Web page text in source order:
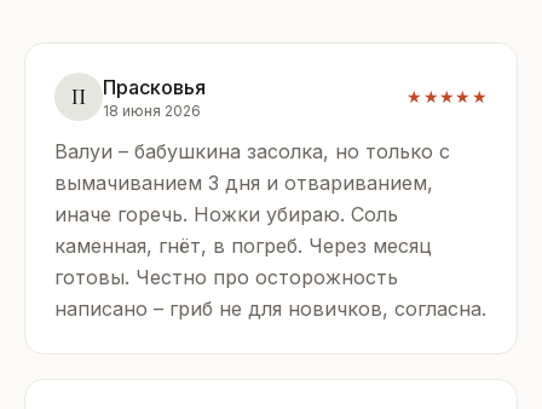
П Прасковья
18 июня 2026
★★★★★
Валуи – бабушкина засолка, но только с
вымачиванием 3 дня и отвариванием,
иначе горечь. Ножки убираю. Соль
каменная, гнёт, в погреб. Через месяц
готовы. Честно про осторожность
написано – гриб не для новичков, согласна.